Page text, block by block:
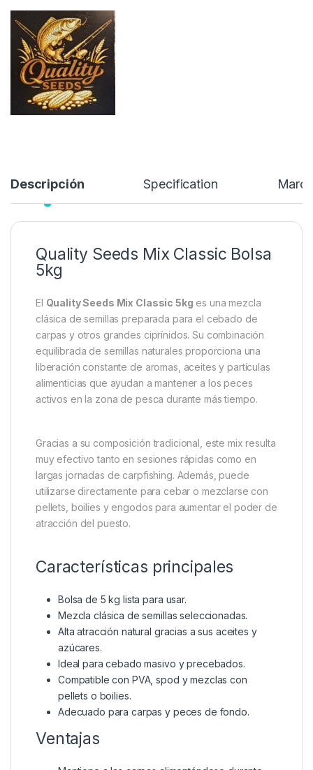
Descripción Specification Marca
Quality Seeds Mix Classic Bolsa
5kg
El Quality Seeds Mix Classic 5kg es una mezcla
clásica de semillas preparada para el cebado de
carpas y otros grandes ciprínidos. Su combinación
equilibrada de semillas naturales proporciona una
liberación constante de aromas, aceites y partículas
alimenticias que ayudan a mantener a los peces
activos en la zona de pesca durante más tiempo.
Gracias a su composición tradicional, este mix resulta
muy efectivo tanto en sesiones rápidas como en
largas jornadas de carpfishing. Además, puede
utilizarse directamente para cebar o mezclarse con
pellets, boilies y engodos para aumentar el poder de
atracción del puesto.
Características principales
Bolsa de 5 kg lista para usar.
Mezcla clásica de semillas seleccionadas.
Alta atracción natural gracias a sus aceites y
azúcares.
Ideal para cebado masivo y precebados.
Compatible con PVA, spod y mezclas con
pellets o boilies.
Adecuado para carpas y peces de fondo.
Ventajas